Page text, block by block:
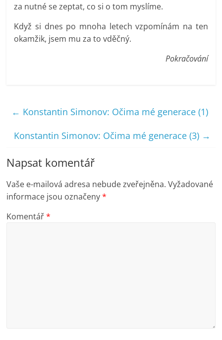
za nutné se zeptat, co si o tom myslíme.
Když si dnes po mnoha letech vzpomínám na ten
okamžik, jsem mu za to vděčný.
Pokračování
← Konstantin Simonov: Očima mé generace (1)
Konstantin Simonov: Očima mé generace (3) →
Napsat komentář
Vaše e-mailová adresa nebude zveřejněna. Vyžadované
informace jsou označeny*
Komentář*